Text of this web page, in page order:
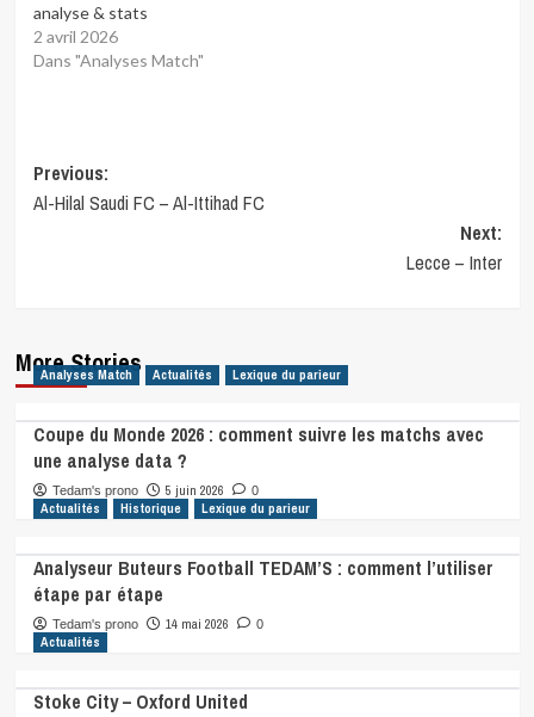
analyse & stats
2 avril 2026
Dans "Analyses Match"
Post
navigation
Previous:
Al-Hilal Saudi FC – Al-Ittihad FC
Next:
Lecce – Inter
More Stories
Analyses Match Actualités Lexique du parieur
Coupe du Monde 2026 : comment suivre les matchs avec
une analyse data ?
Tedam's prono 5 juin 2026 0
Actualités Historique Lexique du parieur
Analyseur Buteurs Football TEDAM’S : comment l’utiliser
étape par étape
Tedam's prono 14 mai 2026 0
Actualités
Stoke City – Oxford United